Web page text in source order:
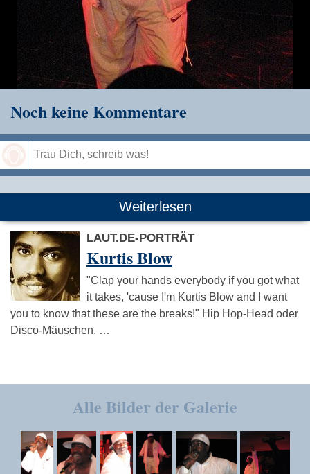
Noch keine Kommentare
Weiterlesen
LAUT.DE-PORTRÄT
Kurtis Blow
"Clap your hands everybody if you got what
it takes, 'cause I'm Kurtis Blow and I want
you to know that these are the breaks!" Hip Hop-Head oder
Disco-Mäuschen, …
Alle Bilder der Galerie